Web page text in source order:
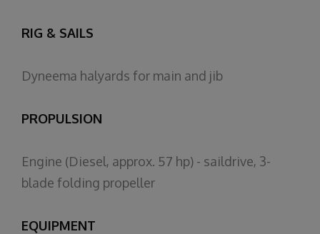
RIG & SAILS
Dyneema halyards for main and jib
PROPULSION
Engine (Diesel, approx. 57 hp) - saildrive, 3-
blade folding propeller
EQUIPMENT